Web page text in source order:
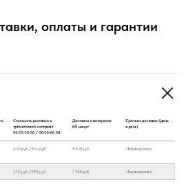
оплаты и гарантии